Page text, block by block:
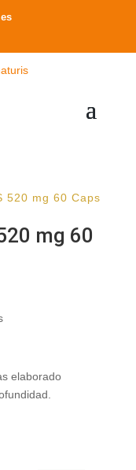
520 mg 60 Caps
mg 60
elaborado